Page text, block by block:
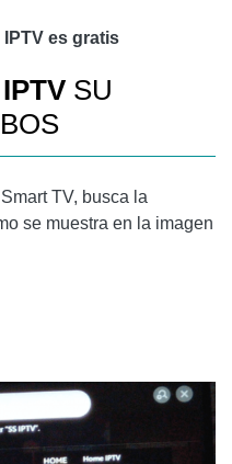
IPTV es gratis
SU
TV, busca la
se muestra en la imagen